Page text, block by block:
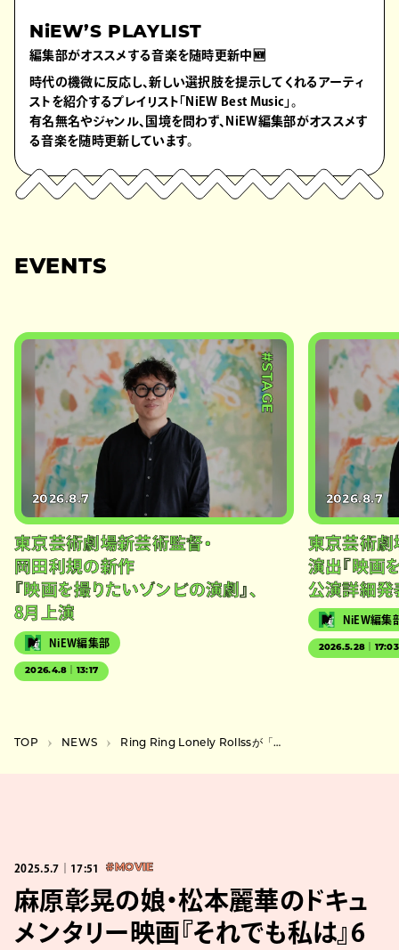
NiEW’S PLAYLIST
編集部がオススメする音楽を随時更新中🆕
時代の機微に反応し、新しい選択肢を提示してくれるアーティ
ストを紹介するプレイリスト「NiEW Best Music」。
有名無名やジャンル、国境を問わず、NiEW編集部がオススメす
る音楽を随時更新しています。
EVENTS
#STAGE
2026.8.7
東京芸術劇場新芸術監督・
岡田利規の新作
『映画を撮りたいゾンビの演劇』、
8月上演
NiEW編集部
2026.4.8｜13:17
2026.8.7
東京芸術劇
演出『映画
公演詳細発
NiEW編集
2026.5.28｜17:03
TOP NEWS Ring Ring Lonely Rollssが「昔、ロックンローラーだったあなたへ」贈る新曲をリリース
2025.5.7｜17:51 #MOVIE
麻原彰晃の娘・松本麗華のドキュ
メンタリー映画『それでも私は』6